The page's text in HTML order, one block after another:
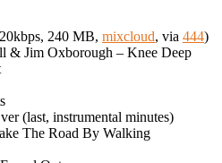
240 MB, mixcloud, via 444)
& Jim Oxborough – Knee Deep
(last, instrumental minutes)
The Road By Walking